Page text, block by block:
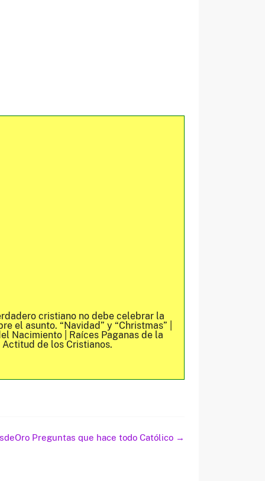
cristiano no debe celebrar la
el asunto. “Navidad” y “Christmas” |
Nacimiento | Raíces Paganas de la
de los Cristianos.
Preguntas que hace todo Católico →